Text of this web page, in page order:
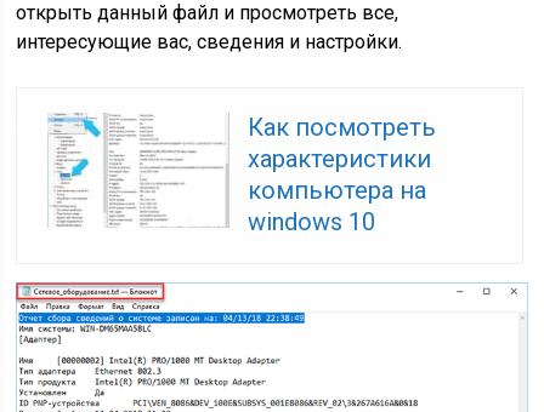
открыть данный файл и просмотреть все,
интересующие вас, сведения и настройки.
Как посмотреть
характеристики
компьютера на
windows 10